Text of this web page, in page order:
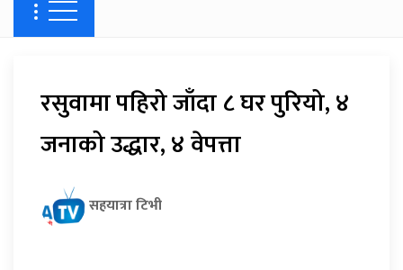
रसुवामा पहिरो जाँदा ८ घर पुरियो, ४
जनाको उद्धार, ४ वेपत्ता
सहयात्रा टिभी